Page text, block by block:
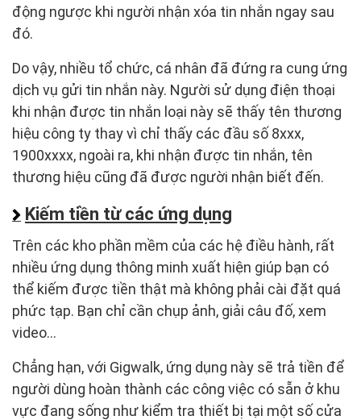
động ngược khi người nhận xóa tin nhắn ngay sau
đó.
Do vậy, nhiều tổ chức, cá nhân đã đứng ra cung ứng
dịch vụ gửi tin nhắn này. Người sử dụng điện thoại
khi nhận được tin nhắn loại này sẽ thấy tên thương
hiệu công ty thay vì chỉ thấy các đầu số 8xxx,
1900xxxx, ngoài ra, khi nhận được tin nhắn, tên
thương hiệu cũng đã được người nhận biết đến.
Kiếm tiền từ các ứng dụng
Trên các kho phần mềm của các hệ điều hành, rất
nhiều ứng dụng thông minh xuất hiện giúp bạn có
thể kiếm được tiền thật mà không phải cài đặt quá
phức tạp. Bạn chỉ cần chụp ảnh, giải câu đố, xem
video...
Chẳng hạn, với Gigwalk, ứng dụng này sẽ trả tiền để
người dùng hoàn thành các công việc có sẵn ở khu
vực đang sống như kiểm tra thiết bị tại một số cửa